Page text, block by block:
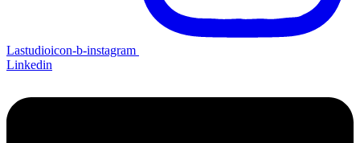
Lastudioicon-b-instagram
Linkedin